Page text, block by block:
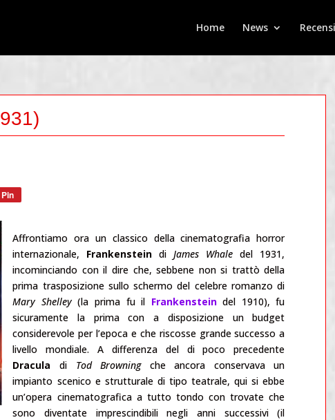
Home News
Pin
Affrontiamo ora un classico della cinematografia horror
internazionale, Frankenstein di James Whale del 1931,
incominciando con il dire che, sebbene non si trattò della
prima trasposizione sullo schermo del celebre romanzo di
Mary Shelley(la prima fu il Frankensteindel 1910), fu
sicuramente la prima con a disposizione un budget
considerevole per l’epoca e che riscosse grande successo a
livello mondiale. A differenza del di poco precedente
Dracula
di Tod Browning
che ancora conservava un
impianto scenico e strutturale di tipo teatrale, qui si ebbe
un’opera cinematografica a tutto tondo con trovate che
sono diventate imprescindibili negli anni successivi (il